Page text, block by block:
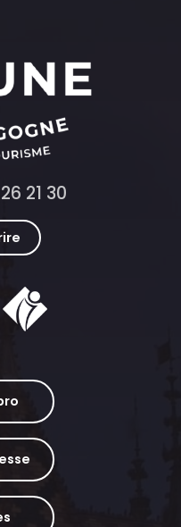
21 30